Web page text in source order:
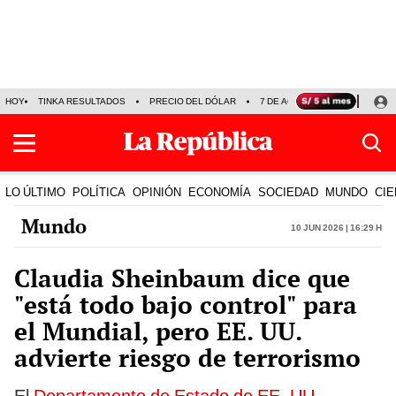
HOY TINKA RESULTADOS PRECIO DEL DÓLAR 7 DE AGOSTO OLLANTA
LO ÚLTIMO POLÍTICA OPINIÓN ECONOMÍA SOCIEDAD MUNDO
Mundo 10 Jun 2026 | 16:29 h
Claudia Sheinbaum dice que
"está todo bajo control" para
el Mundial, pero EE. UU.
advierte riesgo de terrorismo